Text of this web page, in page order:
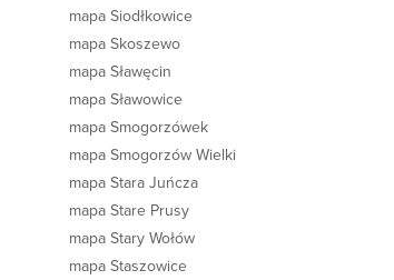
mapa Siodłkowice
mapa Skoszewo
mapa Sławęcin
mapa Sławowice
mapa Smogorzówek
mapa Smogorzów Wielki
mapa Stara Juńcza
mapa Stare Prusy
mapa Stary Wołów
mapa Staszowice